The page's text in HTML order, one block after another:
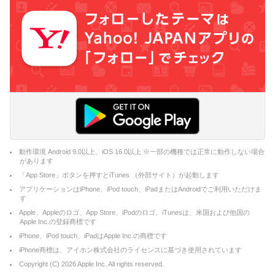
動作環境 Android 9.0以上、iOS 16.0以上 ※一部の機種では正常に動作しない場合
があります
「App Store」ボタンを押すとiTunes （外部サイト）が起動します
アプリケーションはiPhone、iPod touch、iPadまたはAndroidでご利用いただけま
す
Apple、Appleのロゴ、App Store、iPodのロゴ、iTunesは、米国および他国の
Apple Inc.の登録商標です
iPhone、iPod touch、iPadはApple Inc.の商標です
iPhone商標は、アイホン株式会社のライセンスに基づき使用されています
Copyright (C) 2026Apple Inc. All rights reserved.